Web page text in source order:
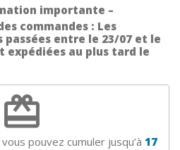
importante –
commandes : Les
passées entre le 23/07 et le
expédiées au plus tard le
redeem
pouvez cumuler jusqu’à 17